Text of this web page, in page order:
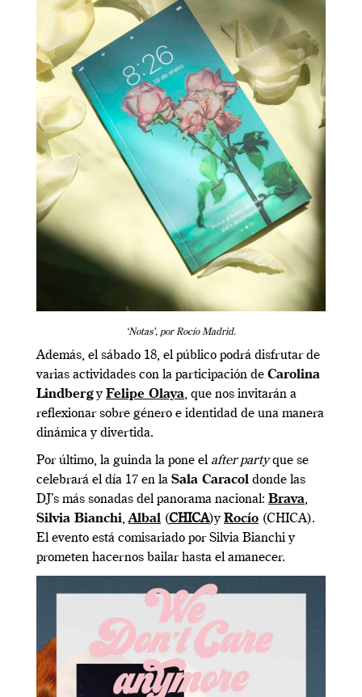
‘Notas’, por Rocío Madrid.
Además, el sábado 18, el público podrá disfrutar de
varias actividades con la participación de Carolina
LindbergyFelipe Olaya, que nos invitarán a
reflexionar sobre género e identidad de una manera
dinámica y divertida.
Por último, la guinda la pone el after partyque se
celebrará el día 17 en la Sala Caracol donde las
DJ’s más sonadas del panorama nacional: Brava,
Silvia Bianchi,Albal (CHICA)yRocío (CHICA).
El evento está comisariado por Silvia Bianchi y
prometen hacernos bailar hasta el amanecer.